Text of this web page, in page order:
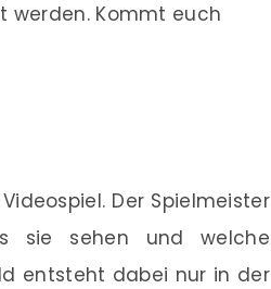
werden. Kommt euch
Der Spielmeister
sie sehen und welche
entsteht dabei nur in der